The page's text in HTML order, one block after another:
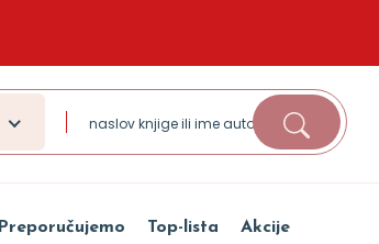
Preporučujemo Top-lista Akcije